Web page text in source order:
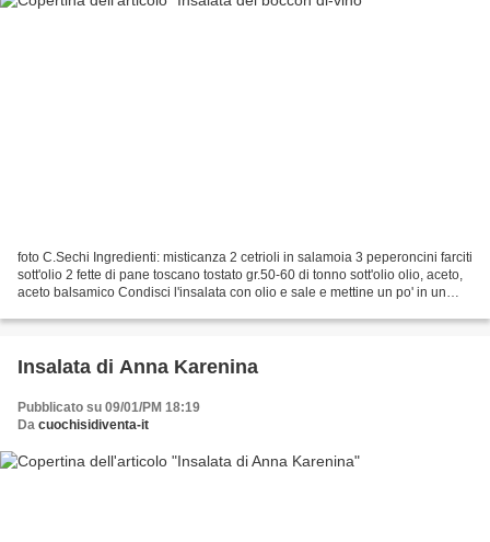
foto C.Sechi Ingredienti: misticanza 2 cetrioli in salamoia 3 peperoncini farciti
sott'olio 2 fette di pane toscano tostato gr.50-60 di tonno sott'olio olio, aceto,
aceto balsamico Condisci l'insalata con olio e sale e mettine un po' in un
Insalata di Anna Karenina
Pubblicato su 09/01/PM 18:19
Da cuochisidiventa-it